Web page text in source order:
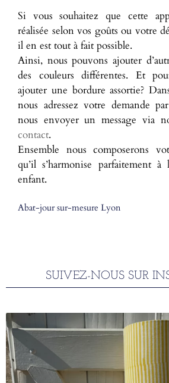
Si vous souhaitez que cette
réalisée selon vos goûts ou votre
il en est tout à fait possible.
Ainsi, nous pouvons ajouter
des couleurs différentes. Et
ajouter une bordure assortie?
nous adressez votre demande
nous envoyer un message via
contact.
Ensemble nous composerons
qu’il s’harmonise parfaitement
enfant.
Abat-jour sur-mesure Lyon
SUIVEZ-NOUS SUR